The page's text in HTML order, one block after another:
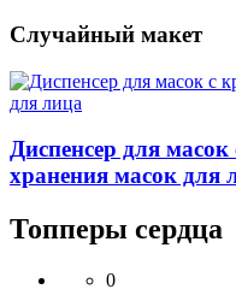
Случайный макет
Диспенсер для
хранения масок для
Топперы сердца
0